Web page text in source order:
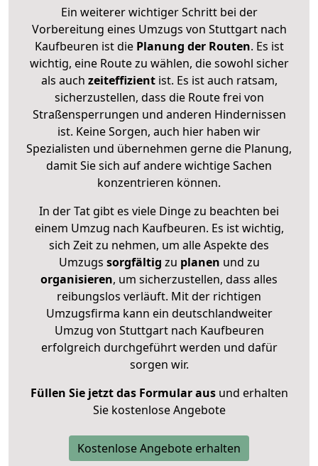
Ein weiterer wichtiger Schritt bei der
Vorbereitung eines Umzugs von Stuttgart nach
Kaufbeuren ist diePlanung der Routen. Es ist
wichtig, eine Route zu wählen, die sowohl sicher
als auch zeiteffizientist. Es ist auch ratsam,
sicherzustellen, dass die Route frei von
Straßensperrungen und anderen Hindernissen
ist. Keine Sorgen, auch hier haben wir
Spezialisten und übernehmen gerne die Planung,
damit Sie sich auf andere wichtige Sachen
konzentrieren können.
In der Tat gibt es viele Dinge zu beachten bei
einem Umzug nach Kaufbeuren. Es ist wichtig,
sich Zeit zu nehmen, um alle Aspekte des
Umzugs sorgfältig zu planen und zu
organisieren, um sicherzustellen, dass alles
reibungslos verläuft. Mit der richtigen
Umzugsfirma kann ein deutschlandweiter
Umzug von Stuttgart nach Kaufbeuren
erfolgreich durchgeführt werden und dafür
sorgen wir.
Füllen Sie jetzt das Formular ausund erhalten
Sie kostenlose Angebote
Kostenlose Angebote erhalten